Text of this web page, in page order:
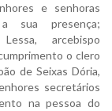
e senhoras
sua presença;
arcebispo
o clero
de Seixas Dória,
secretários
na pessoa do